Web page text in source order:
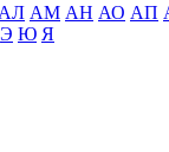
АЛ АМ АН АО АП
Э Ю Я